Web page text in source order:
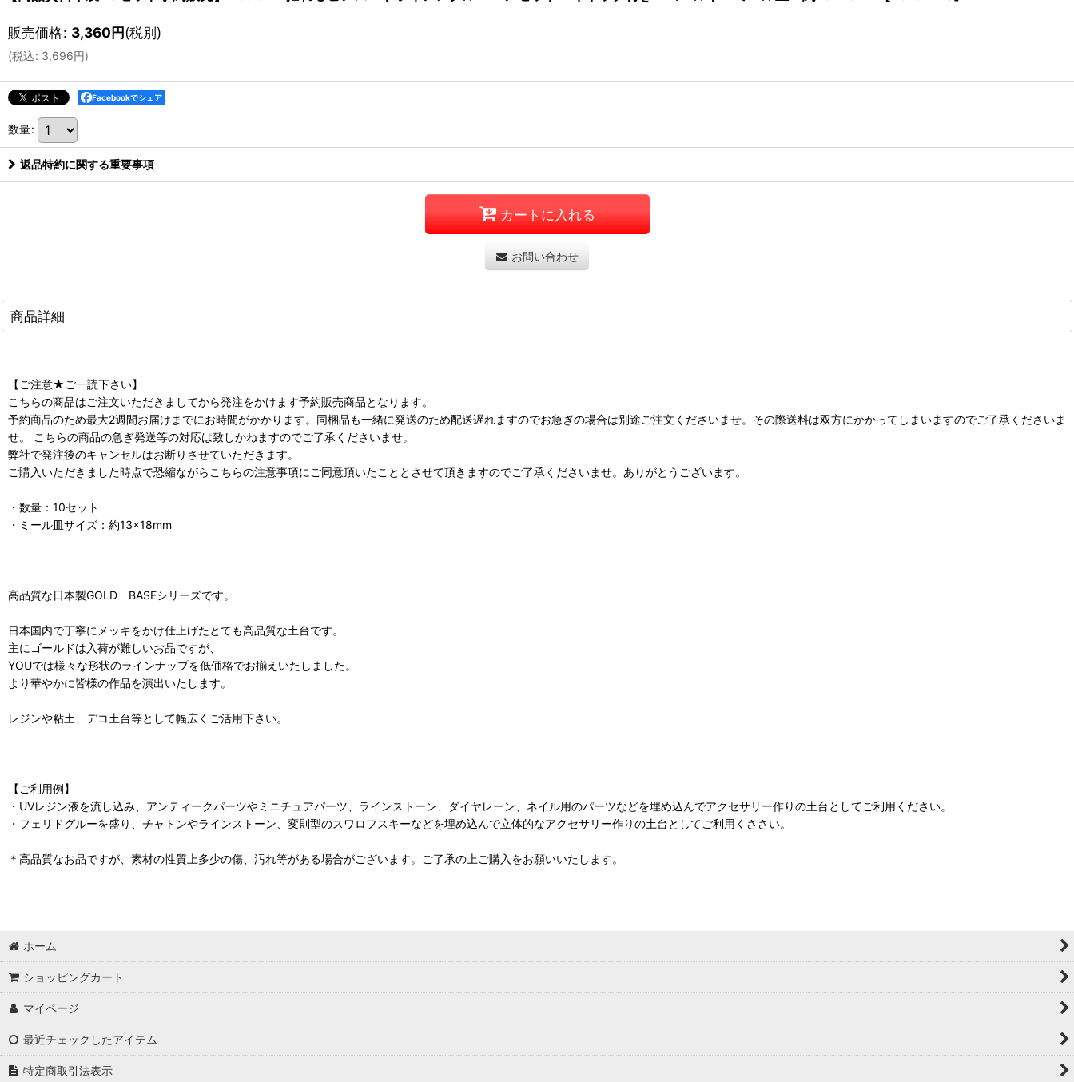
販売価格: 3,360円(税別)
(税込: 3,696円)
Facebookでシェア
数量:
返品特約に関する重要事項
カートに入れる
お問い合わせ
商品詳細
【ご注意★ご一読下さい】
こちらの商品はご注文いただきましてから発注をかけます予約販売商品となります。
予約商品のため最大2週間お届けまでにお時間がかかります。同梱品も一緒に発送のため配送遅れますのでお急ぎの場合は別途ご注文くださいませ。その際送料は双方にかかってしまいますのでご了承くださいま
せ。 こちらの商品の急ぎ発送等の対応は致しかねますのでご了承くださいませ。
弊社で発注後のキャンセルはお断りさせていただきます。
ご購入いただきました時点で恐縮ながらこちらの注意事項にご同意頂いたこととさせて頂きますのでご了承くださいませ。ありがとうございます。
・数量：10セット
・ミール皿サイズ：約13×18mm
高品質な日本製GOLD BASEシリーズです。
日本国内で丁寧にメッキをかけ仕上げたとても高品質な土台です。
主にゴールドは入荷が難しいお品ですが、
YOUでは様々な形状のラインナップを低価格でお揃えいたしました。
より華やかに皆様の作品を演出いたします。
レジンや粘土、デコ土台等として幅広くご活用下さい。
【ご利用例】
・UVレジン液を流し込み、アンティークパーツやミニチュアパーツ、ラインストーン、ダイヤレーン、ネイル用のパーツなどを埋め込んでアクセサリー作りの土台としてご利用ください。
・フェリドグルーを盛り、チャトンやラインストーン、変則型のスワロフスキーなどを埋め込んで立体的なアクセサリー作りの土台としてご利用くささい。
＊高品質なお品ですが、素材の性質上多少の傷、汚れ等がある場合がございます。ご了承の上ご購入をお願いいたします。
ホーム
ショッピングカート
マイページ
最近チェックしたアイテム
特定商取引法表示